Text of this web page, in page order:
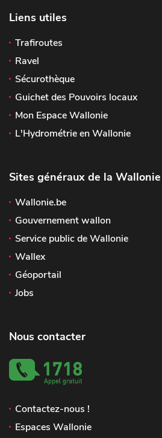
Liens utiles
Trafiroutes
Ravel
Sécurothèque
Guichet des Pouvoirs locaux
Mon Espace Wallonie
L'Hydrométrie en Wallonie
Sites généraux de la Wallonie
Wallonie.be
Gouvernement wallon
Service public de Wallonie
Wallex
Géoportail
Jobs
Nous contacter
Contactez-nous !
Espaces Wallonie